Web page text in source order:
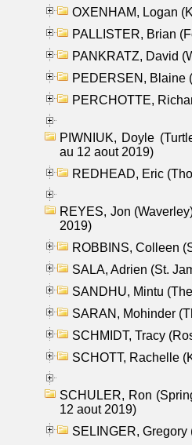
OXENHAM, Logan
PALLISTER, Brian
PANKRATZ, David
PEDERSEN, Blaine
PERCHOTTE,
PIWNIUK, Doyle
au 12 aout 2019)
REDHEAD, Eric
REYES, Jon
2019)
ROBBINS, Colleen
SALA, Adrien (St.
SANDHU, Mintu
SARAN, Mohinder
SCHMIDT, Tracy
SCHOTT, Rachelle
SCHULER, Ron
12 aout 2019)
SELINGER, Gregory